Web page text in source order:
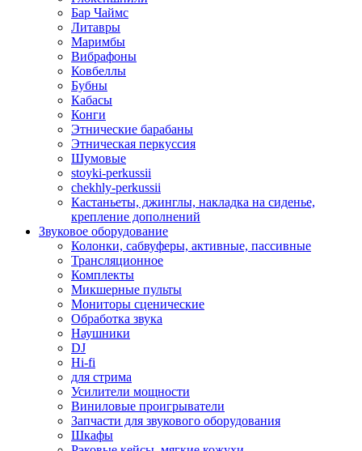
Бар Чаймс
Литавры
Маримбы
Вибрафоны
Ковбеллы
Бубны
Кабасы
Конги
Этнические барабаны
Этническая перкуссия
Шумовые
stoyki-perkussii
chekhly-perkussii
Кастаньеты, джинглы, накладка на сиденье,
крепление дополнений
Звуковое оборудование
Колонки, сабвуферы, активные, пассивные
Трансляционное
Комплекты
Микшерные пульты
Мониторы сценические
Обработка звука
Наушники
DJ
Hi-fi
для стрима
Усилители мощности
Виниловые проигрыватели
Запчасти для звукового оборудования
Шкафы